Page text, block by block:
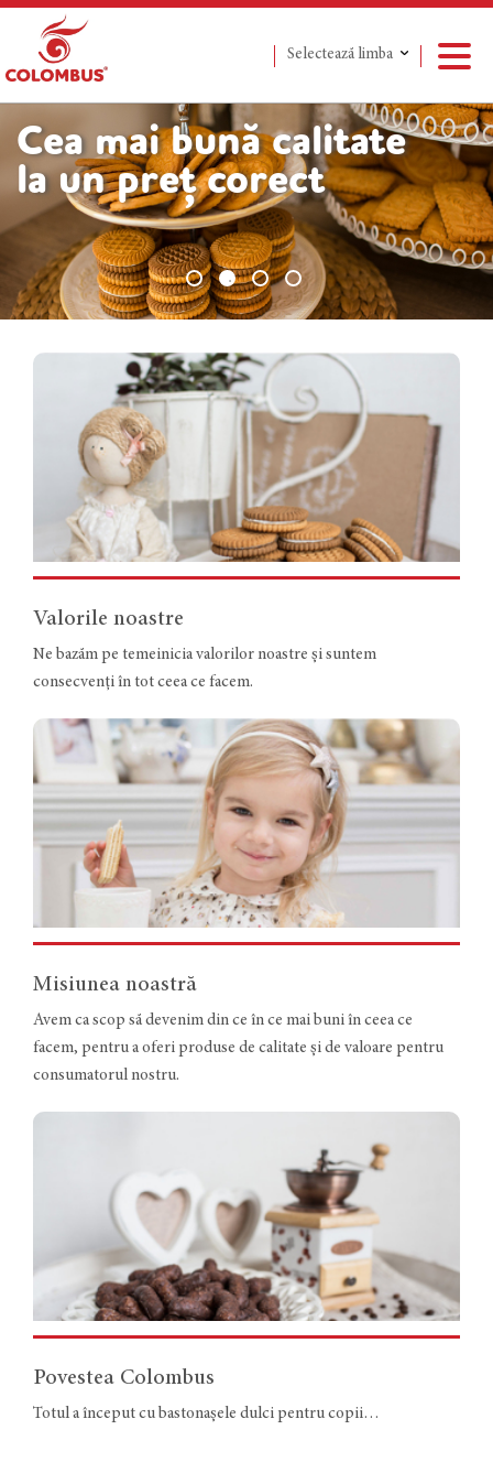
Selectează limba
Сea mai bună calitate
la un preț corect
Valorile noastre
Ne bazăm pe temeinicia valorilor noastre și suntem
consecvenți în tot ceea ce facem.
Misiunea noastră
Avem ca scop să devenim din ce în ce mai buni în ceea ce
facem, pentru a oferi produse de calitate și de valoare pentru
consumatorul nostru.
Povestea Colombus
Totul a început cu bastonașele dulci pentru copii…